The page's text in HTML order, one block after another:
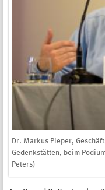
Dr. Markus Pieper,
Gedenkstätten, beim
Peters)